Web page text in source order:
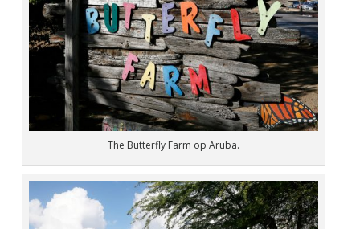
The Butterfly Farm op Aruba.